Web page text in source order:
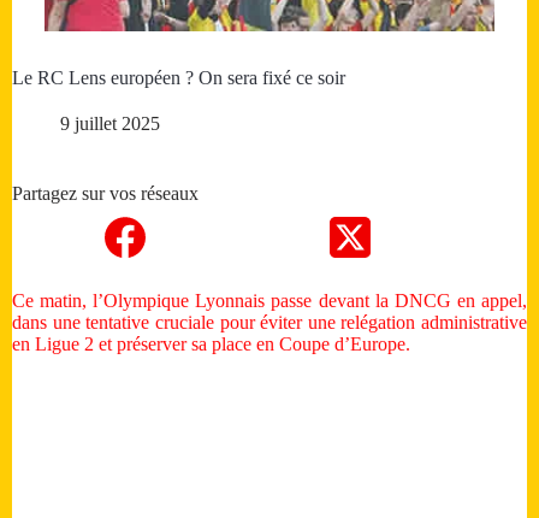
Le RC Lens européen ? On sera fixé ce soir
9 juillet 2025
Partagez sur vos réseaux
Ce matin, l’Olympique Lyonnais passe devant la DNCG en appel,
dans une tentative cruciale pour éviter une relégation administrative
en Ligue 2 et préserver sa place en Coupe d’Europe.